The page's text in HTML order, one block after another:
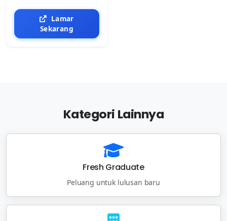
Lamar
Sekarang
Kategori Lainnya
Fresh Graduate
Peluang untuk lulusan baru